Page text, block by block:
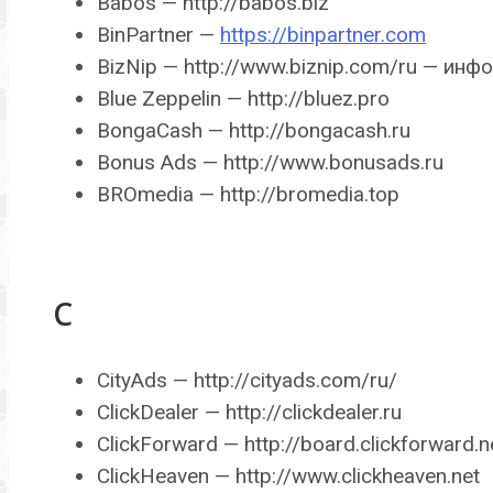
BinPartner — https://binpartner.com
BizNip — http://www.biznip.com/ru —
Blue Zeppelin — http://bluez.pro
BongaCash — http://bongacash.ru
Bonus Ads — http://www.bonusads.ru
BROmedia — http://bromedia.top
C
CityAds — http://cityads.com/ru/
ClickDealer — http://clickdealer.ru
ClickForward — http://
ClickHeaven — http://www.clickheaven.net